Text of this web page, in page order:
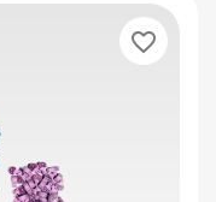
favorite_border